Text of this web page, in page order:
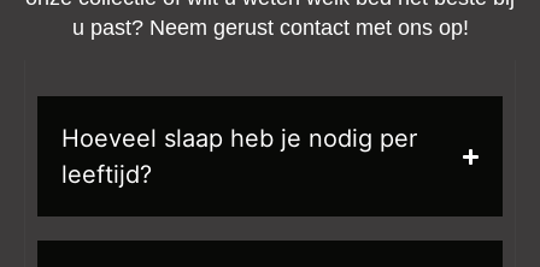
u past? Neem gerust contact met ons op!
Hoeveel slaap heb je nodig per
leeftijd?